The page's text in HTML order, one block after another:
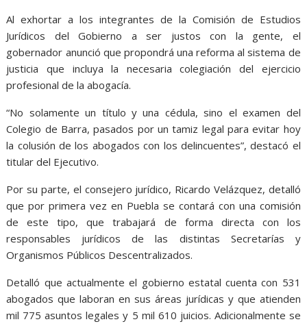
Al exhortar a los integrantes de la Comisión de Estudios
Jurídicos del Gobierno a ser justos con la gente, el
gobernador anunció que propondrá una reforma al sistema de
justicia que incluya la necesaria colegiación del ejercicio
profesional de la abogacía.
“No solamente un título y una cédula, sino el examen del
Colegio de Barra, pasados por un tamiz legal para evitar hoy
la colusión de los abogados con los delincuentes”, destacó el
titular del Ejecutivo.
Por su parte, el consejero jurídico, Ricardo Velázquez, detalló
que por primera vez en Puebla se contará con una comisión
de este tipo, que trabajará de forma directa con los
responsables jurídicos de las distintas Secretarías y
Organismos Públicos Descentralizados.
Detalló que actualmente el gobierno estatal cuenta con 531
abogados que laboran en sus áreas jurídicas y que atienden
mil 775 asuntos legales y 5 mil 610 juicios. Adicionalmente se